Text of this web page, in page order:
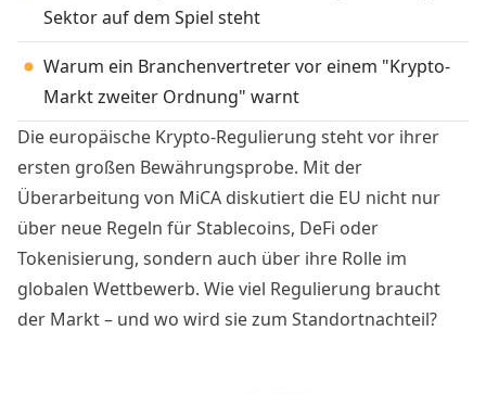
Sektor auf dem Spiel steht
Warum ein Branchenvertreter vor einem "Krypto-
Markt zweiter Ordnung" warnt
Die europäische Krypto-Regulierung steht vor ihrer
ersten großen Bewährungsprobe. Mit der
Überarbeitung von MiCA diskutiert die EU nicht nur
über neue Regeln für Stablecoins, DeFi oder
Tokenisierung, sondern auch über ihre Rolle im
globalen Wettbewerb. Wie viel Regulierung braucht
der Markt – und wo wird sie zum Standortnachteil?